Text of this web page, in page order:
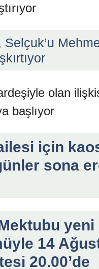
olan
başlıyor
için
sona
yeni
14
20.00’de